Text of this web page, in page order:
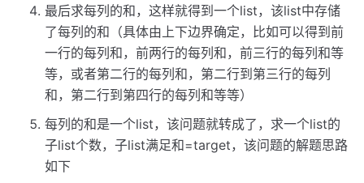
最后求每列的和，这样就得到一个list，该list中存储
了每列的和（具体由上下边界确定，比如可以得到前
一行的每列和，前两行的每列和，前三行的每列和等
等，或者第二行的每列和，第二行到第三行的每列
和，第二行到第四行的每列和等等）
每列的和是一个list，该问题就转成了，求一个list的
子list个数，子list满足和=target，该问题的解题思路
如下